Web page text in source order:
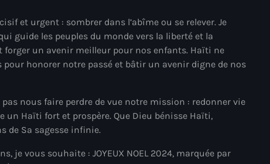
Algérie
Alimentation
Aljany Narcius writer
Allemand
et urgent : sombrer dans l’abîme ou se relever. Je
guide les peuples du monde vers la liberté et la
un avenir meilleur pour nos enfants. Haïti ne
pour honorer notre passé et bâtir un avenir digne de nos
nous faire perdre de vue notre mission : redonner vie
un Haïti fort et prospère. Que Dieu bénisse Haïti,
de Sa sagesse infinie.
je vous souhaite : JOYEUX NOEL 2024, marquée par